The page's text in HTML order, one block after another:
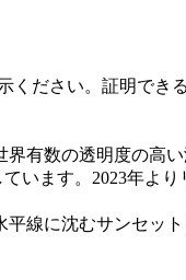
ださい。証明でき
有数の透明度の高
います。2023年よ
線に沈むサンセッ